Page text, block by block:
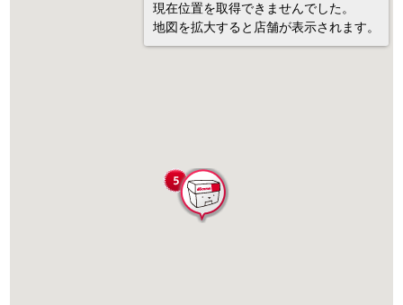
現在位置を取得できませんでした。
地図を拡大すると店舗が表示されます。